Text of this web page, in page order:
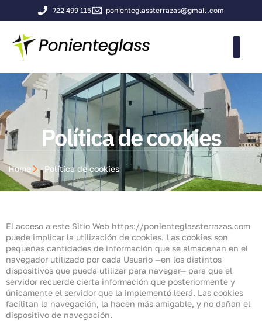
722 499 115 ponienteglassterrazas@gmail.com
Política de cookies
Política de cookies
Home Política de cookies
El acceso a este Sitio Web https://ponienteglassterrazas.com
puede implicar la utilización de cookies. Las cookies son
pequeñas cantidades de información que se almacenan en el
navegador utilizado por cada Usuario —en los distintos
dispositivos que pueda utilizar para navegar— para que el
servidor recuerde cierta información que posteriormente y
únicamente el servidor que la implementó leerá. Las cookies
facilitan la navegación, la hacen más amigable, y no dañan el
dispositivo de navegación.